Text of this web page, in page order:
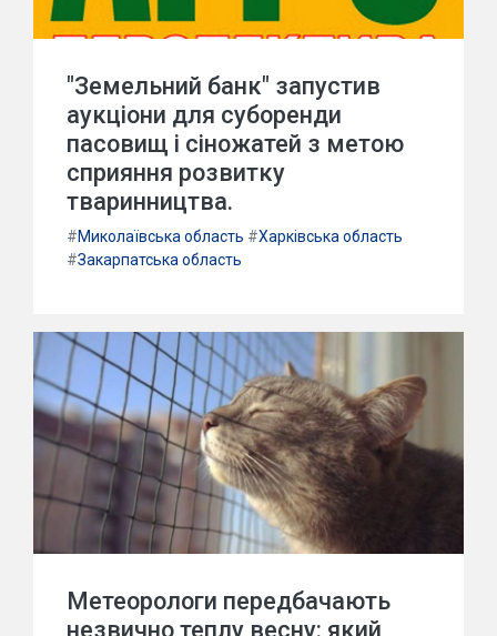
"Земельний банк" запустив
аукціони для суборенди
пасовищ і сіножатей з метою
сприяння розвитку
тваринництва.
#Миколаївська область #Харківська область
#Закарпатська область
Метеорологи передбачають
незвично теплу весну: який